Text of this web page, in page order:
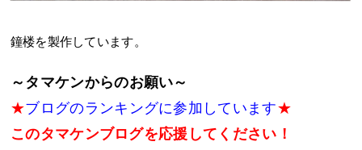
鐘楼を製作しています。
～タマケンからのお願い～
★ブログのランキングに参加しています★
このタマケンブログを応援してください！